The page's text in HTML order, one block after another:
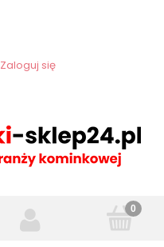
Zaloguj się